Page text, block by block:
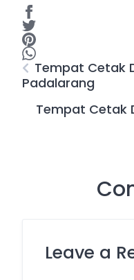
Tempat Cetak
Padalarang
Tempat Cetak
Leave a